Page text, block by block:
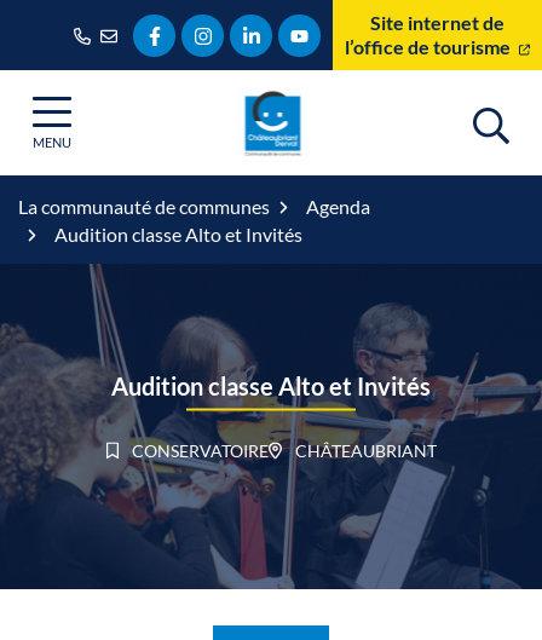
contenu
Lien vers le compte Facebook
Lien vers le compte Instagram
Lien vers le compte Linkedin
Lien vers la chaîne Youtube
Site internet de
l’office de tourisme
MENU
La communauté de communes
Agenda
Audition classe Alto et Invités
Audition classe Alto et Invités
CONSERVATOIRE CHÂTEAUBRIANT